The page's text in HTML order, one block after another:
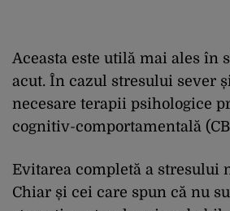
Aceasta este utilă mai ales în
acut. În cazul stresului sever
necesare terapii psihologice
cognitiv-comportamentală
Evitarea completă a stresului
Chiar și cei care spun că nu